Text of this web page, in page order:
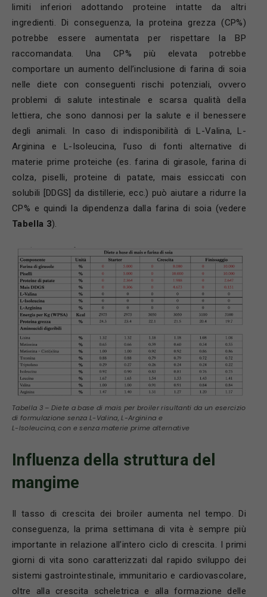
limiti inferiori adottando proteine intatte da altri
ingredienti. Di conseguenza, la proteina grezza (CP%)
potrebbe essere aumentata per rispettare la BP
raccomandata. Una CP% più elevata potrebbe
comportare un aumento dell’inclusione di farina di soia
nelle diete con conseguenti rischi potenziali, ovvero
problemi di salute intestinale e scarsa qualità della
lettiera, che sono dannosi per la salute e il benessere
degli animali. In caso di indisponibilità di L-Valina, L-
Arginina e L-Isoleucina, l’uso di fonti alternative di
materie prime proteiche (es. farina di girasole, farina di
colza, piselli, proteine di patate, mais essiccati con
solubili [DDGS] da distillerie, ecc.) può aiutare a ridurre la
CP% e quindi la dipendenza dalla farina di soia (vedere
Tabella 3).
Tabella 3 – Diete a base di mais per broiler risultanti da un esercizio
di formulazione senza L-Valina, L-Arginina e
L-Isoleucina, con e senza materie prime alternative
Influenza della struttura del
mangime
Il tasso di crescita dei broiler aumenta nel tempo. Di
conseguenza, la prima settimana di vita è sempre più
importante in relazione all’intero ciclo di crescita. I primi
giorni di vita sono caratterizzati dal rapido sviluppo dei
sistemi gastrointestinale, immunitario e cardiovascolare,
oltre alla crescita scheletrica e alla formazione delle